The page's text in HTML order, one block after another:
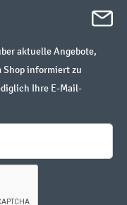
aktuelle Angebote,
Shop informiert zu
Ihre E-Mail-